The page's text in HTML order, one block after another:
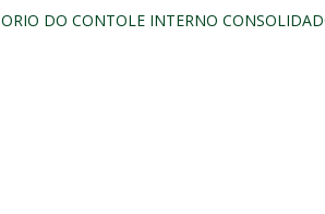
DO CONTOLE INTERNO